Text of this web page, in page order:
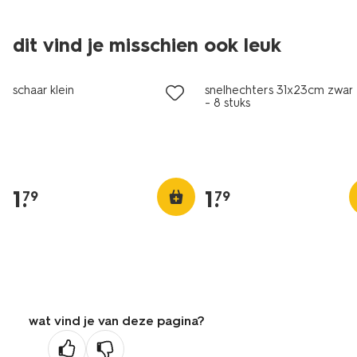
dit vind je misschien ook leuk
schaar klein
1.
79
snelhechters 31x23cm
- 8 stuks
1.
79
wat vind je van deze pagina?